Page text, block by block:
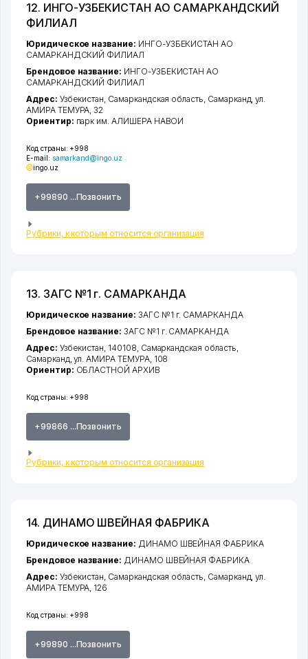
12. ИНГО-УЗБЕКИСТАН АО САМАРКАНДСКИЙ
ФИЛИАЛ
Код страны: +998
E-mail: samarkand@ingo.uz
ingo.uz
+99890 ...Позвонить
Рубрики, к которым относится организация
Юридическое название: ИНГО-УЗБЕКИСТАН АО
САМАРКАНДСКИЙ ФИЛИАЛ
Брендовое название: ИНГО-УЗБЕКИСТАН АО
САМАРКАНДСКИЙ ФИЛИАЛ
Адрес: Узбекистан, Самаркандская область, Самарканд,ул.
АМИРА ТЕМУРА, 32
Ориентир: парк им. АЛИШЕРА НАВОИ
13. ЗАГС №1 г. САМАРКАНДА
Код страны: +998
+99866 ...Позвонить
Рубрики, к которым относится организация
Юридическое название: ЗАГС №1 г. САМАРКАНДА
Брендовое название: ЗАГС №1 г. САМАРКАНДА
Адрес: Узбекистан, 140108, Самаркандская область
Самарканд ,ул. АМИРА ТЕМУРА, 108
Ориентир: ОБЛАСТНОЙ АРХИВ
14. ДИНАМО ШВЕЙНАЯ ФАБРИКА
Код страны: +998
+99890 ...Позвонить
Юридическое название: ДИНАМО ШВЕЙНАЯ ФАБРИКА
Брендовое название: ДИНАМО ШВЕЙНАЯ ФАБРИКА
Адрес: Узбекистан, Самаркандская область Самарканд ,ул.
АМИРА ТЕМУРА , 126